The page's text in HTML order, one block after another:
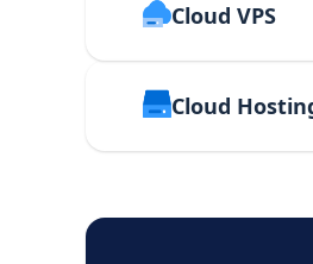
Cloud VPS
Cloud